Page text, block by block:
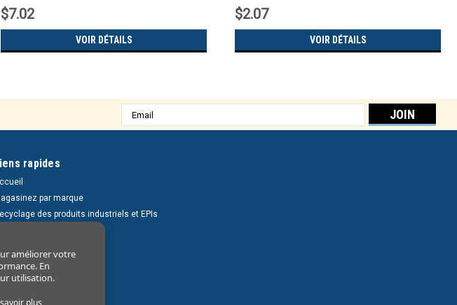
$7.02
VOIR DÉTAILS
$2.07
VOIR DÉTAILS
Adresse
e-
rapides
par marque
des produits industriels et EPIs
contacter
améliorer votre
En
utilisation.
plus